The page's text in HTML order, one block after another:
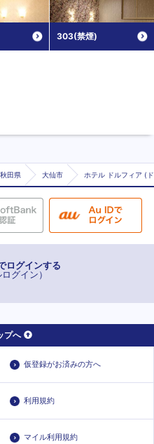
303(禁煙)
秋田県 大仙市 ホテル ドルフィア (
ログインする
ログイン）
プへ
仮登録がお済みの方へ
利用規約
マイル利用規約